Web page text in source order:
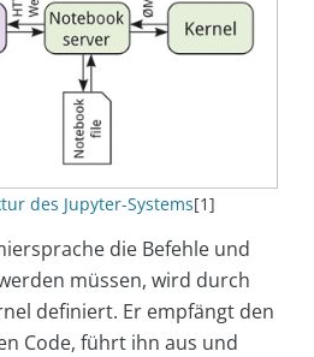
des Jupyter-Systems[1]
die Befehle und
müssen, wird durch
definiert. Er empfängt den
Code, führt ihn aus und